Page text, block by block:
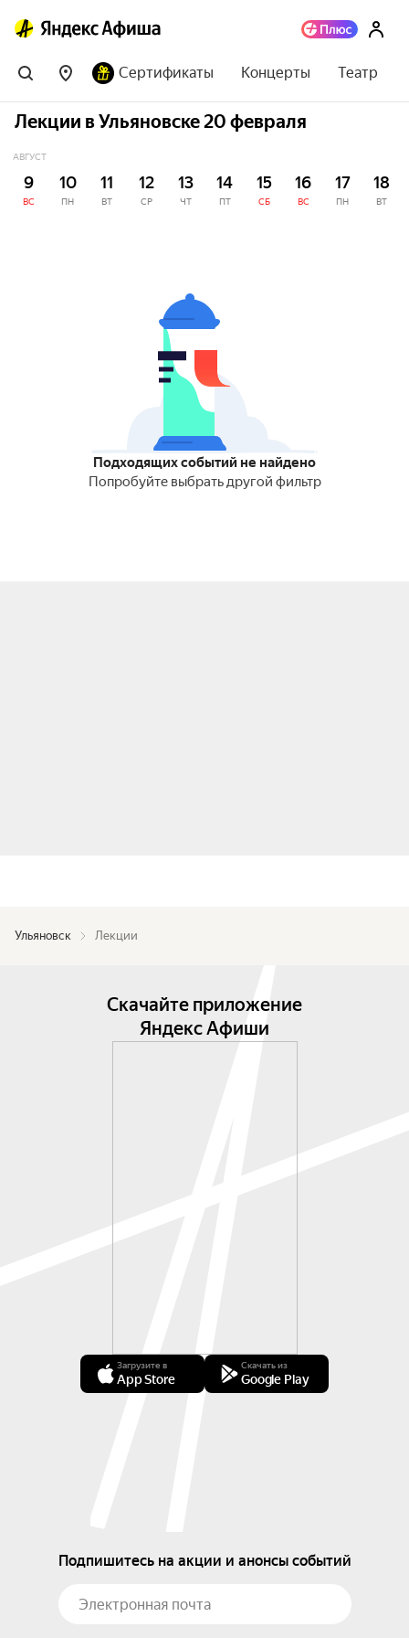
Сертификаты Концерты Театр
Лекции в Ульяновске 20 февраля
АВГУСТ
9
ВС
10
ПН
11
ВТ
12
СР
13
ЧТ
14
ПТ
15
СБ
16
ВС
17
ПН
18
ВТ
Подходящих событий не найдено
Попробуйте выбрать другой фильтр
Ульяновск Лекции
Скачайте приложение
Яндекс Афиши
Загрузите в
App Store
Скачать из
Google Play
Подпишитесь на акции и анонсы событий